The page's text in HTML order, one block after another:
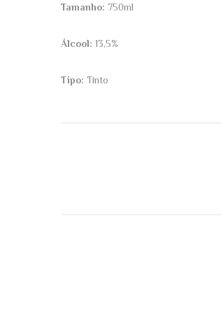
Tamanho: 750ml
Álcool: 13,5%
Tipo: Tinto